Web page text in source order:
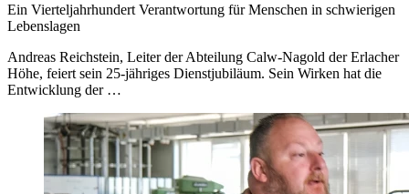
Ein Vierteljahrhundert Verantwortung für Menschen in schwierigen
Lebenslagen
Andreas Reichstein, Leiter der Abteilung Calw-Nagold der Erlacher
Höhe, feiert sein 25-jähriges Dienstjubiläum. Sein Wirken hat die
Entwicklung der …